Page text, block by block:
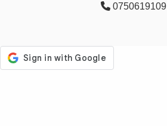
0750619109